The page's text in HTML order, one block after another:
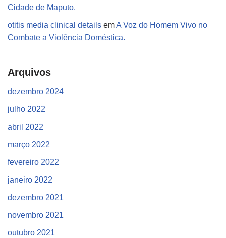
Cidade de Maputo.
otitis media clinical details emA Voz do Homem Vivo no
Combate a Violência Doméstica.
Arquivos
dezembro 2024
julho 2022
abril 2022
março 2022
fevereiro 2022
janeiro 2022
dezembro 2021
novembro 2021
outubro 2021